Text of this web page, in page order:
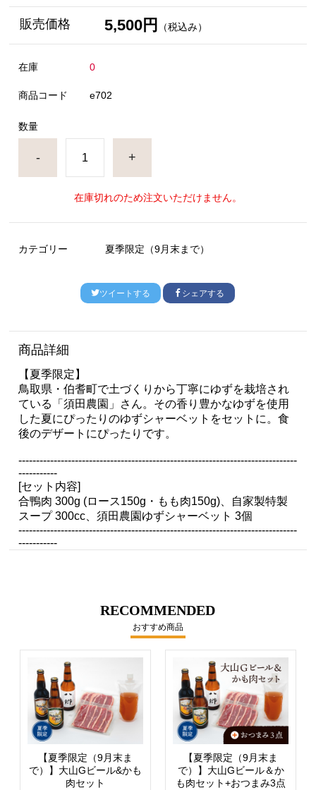
販売価格 5,500円 （税込み）
在庫 0
商品コード e702
数量
- +
在庫切れのため注文いただけません。
カテゴリー 夏季限定（9月末まで）
ツイートする シェアする
商品詳細
【夏季限定】
鳥取県・伯耆町で土づくりから丁寧にゆずを栽培され
ている「須田農園」さん。その香り豊かなゆずを使用
した夏にぴったりのゆずシャーベットをセットに。食
後のデザートにぴったりです。
-------------------------------------------------------------------------------
-----------
[セット内容]
合鴨肉 300g (ロース150g・もも肉150g)、自家製特製
スープ 300cc、須田農園ゆずシャーベット 3個
-------------------------------------------------------------------------------
-----------
RECOMMENDED
おすすめ商品
【夏季限定（9月末ま
で）】大山Gビール&かも
肉セット
【夏季限定（9月末ま
で）】大山Gビール＆か
も肉セット+おつまみ3点